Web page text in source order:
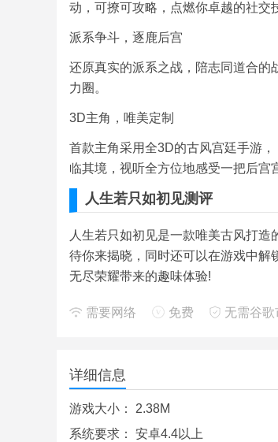
动，可撩可攻略，点燃你卓越的社交
派系争斗，逐鹿后宫
还原真实的派系之战，陪志同道合的
力圈。
3D主角，唯美定制
首款主角采用全3D的古风宫廷手游
临其境，视听全方位地感受一把后宫
人生若只如初见测评
人生若只如初见是一款唯美古风打
待你来揭晓，同时还可以在游戏中解
无尽荣耀带来的趣味体验!
需要网络 免费 无需谷歌
详细信息
游戏大小： 2.38M
系统要求： 安卓4.4以上